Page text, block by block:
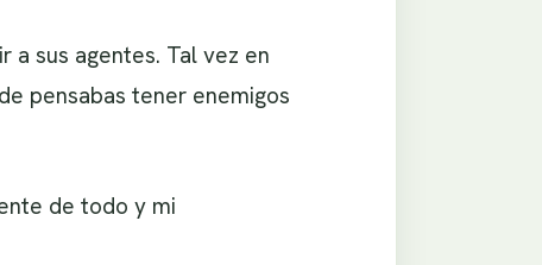
a sus agentes. Tal vez en
pensabas tener enemigos
de todo y mi